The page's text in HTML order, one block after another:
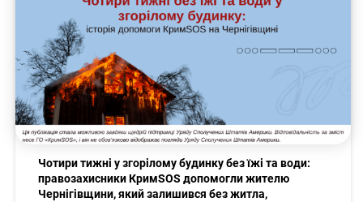
Чотири тижні у згорілому будинку без їжі та води:
правозахисники КримSOS допомогли жителю
Чернігівщини, який залишився без житла,